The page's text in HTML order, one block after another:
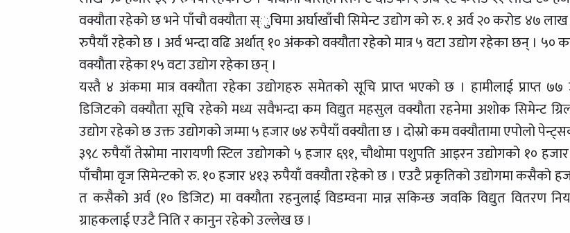
वक्यौता रहेको छ भने पाँचौ वक्यौता स्ुचिमा अर्घाखाँची सिमेन्ट उद्योग को रु. १ अर्व २० करोड ४७
रुपैयाँ रहेको छ । अर्व भन्दा वढि अर्थात् १० अंकको वक्यौता रहेको मात्र ५ वटा उद्योग रहेका छन् । ५०
वक्यौता रहेका १५ वटा उद्योग रहेका छन् ।
यस्तै ४ अंकमा मात्र वक्यौता रहेका उद्योगहरु समेतको सूचि प्राप्त भएको छ । हामीलाई प्राप्त ७७
डिजिटको वक्यौता सूचि रहेको मध्य सवैभन्दा कम विद्युत महसुल वक्यौता रहनेमा अशोक सिमेन्ट
उद्योग रहेको छ उक्त उद्योगको जम्मा ५ हजार ७४ रुपैयाँ वक्यौता छ । दोस्रो कम वक्यौतामा एपोलो
३९८ रुपैयाँ तेस्रोमा नारायणी स्टिल उद्योगको ५ हजार ६९१, चौथोमा पशुपति आइरन उद्योगको १०
पाँचौमा वृज सिमेन्टको रु. १० हजार ४१३ रुपैयाँ वक्यौता रहेको छ । एउटै प्रकृतिको उद्योगमा कसैको
त कसैको अर्व (१० डिजिट) मा वक्यौता रहनुलाई विडम्वना मान्न सकिन्छ जवकि विद्युत वितरण
ग्राहकलाई एउटै निति र कानुन रहेको उल्लेख छ ।